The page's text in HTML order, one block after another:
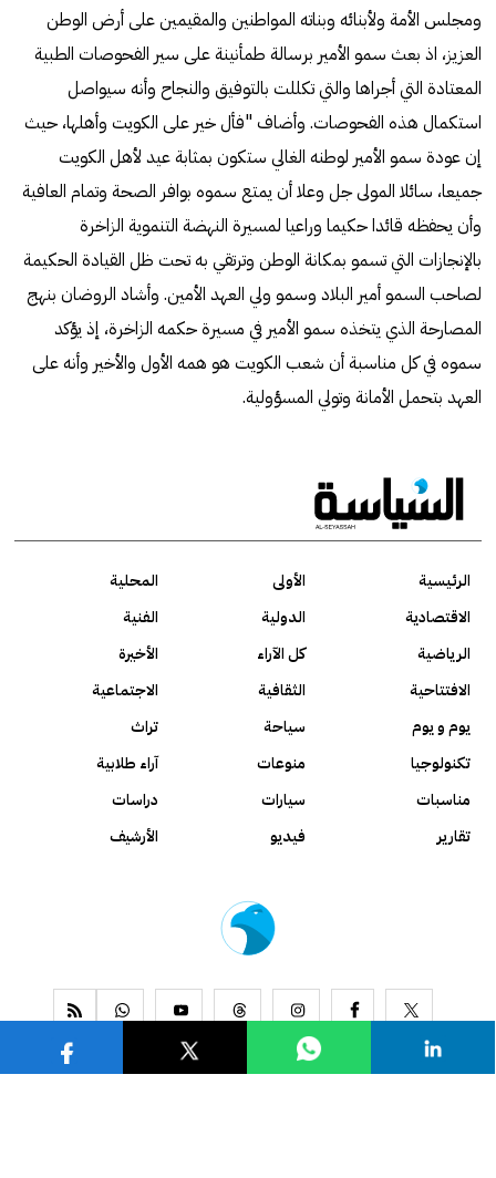
ومجلس الأمة ولأبنائه وبناته المواطنين والمقيمين على أرض الوطن
العزيز، اذ بعث سمو الأمير برسالة طمأنينة على سير الفحوصات الطبية
المعتادة التي أجراها والتي تكللت بالتوفيق والنجاح وأنه سيواصل
استكمال هذه الفحوصات. وأضاف "فأل خير على الكويت وأهلها، حيث
إن عودة سمو الأمير لوطنه الغالي ستكون بمثابة عيد لأهل الكويت
جميعا، سائلا المولى جل وعلا أن يمتع سموه بوافر الصحة وتمام العافية
وأن يحفظه قائدا حكيما وراعيا لمسيرة النهضة التنموية الزاخرة
بالإنجازات التي تسمو بمكانة الوطن وترتقي به تحت ظل القيادة الحكيمة
لصاحب السمو أمير البلاد وسمو ولي العهد الأمين. وأشاد الروضان بنهج
المصارحة الذي يتخذه سمو الأمير في مسيرة حكمه الزاخرة، إذ يؤكد
سموه في كل مناسبة أن شعب الكويت هو همه الأول والأخير وأنه على
العهد بتحمل الأمانة وتولي المسؤولية.
الرئيسية الأولى
المحلية
الاقتصادية
الدولية
الفنية
الرياضية
كل الآراء
الأخيرة
الافتتاحية
الثقافية
الاجتماعية
يوم و يوم
سياحة
تراث
تكنولوجيا
منوعات
آراء طلابية
مناسبات
سيارات
دراسات
تقارير
فيديو الأرشيف